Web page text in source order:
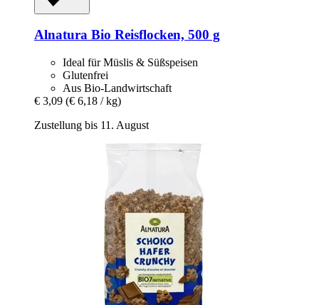
Alnatura Bio Reisflocken, 500 g
Ideal für Müslis & Süßspeisen
Glutenfrei
Aus Bio-Landwirtschaft
€ 3,09 (€ 6,18 / kg)
Zustellung bis 11. August